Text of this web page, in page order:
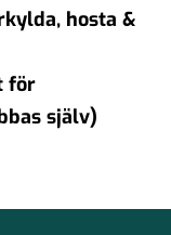
hosta &
för
själv)